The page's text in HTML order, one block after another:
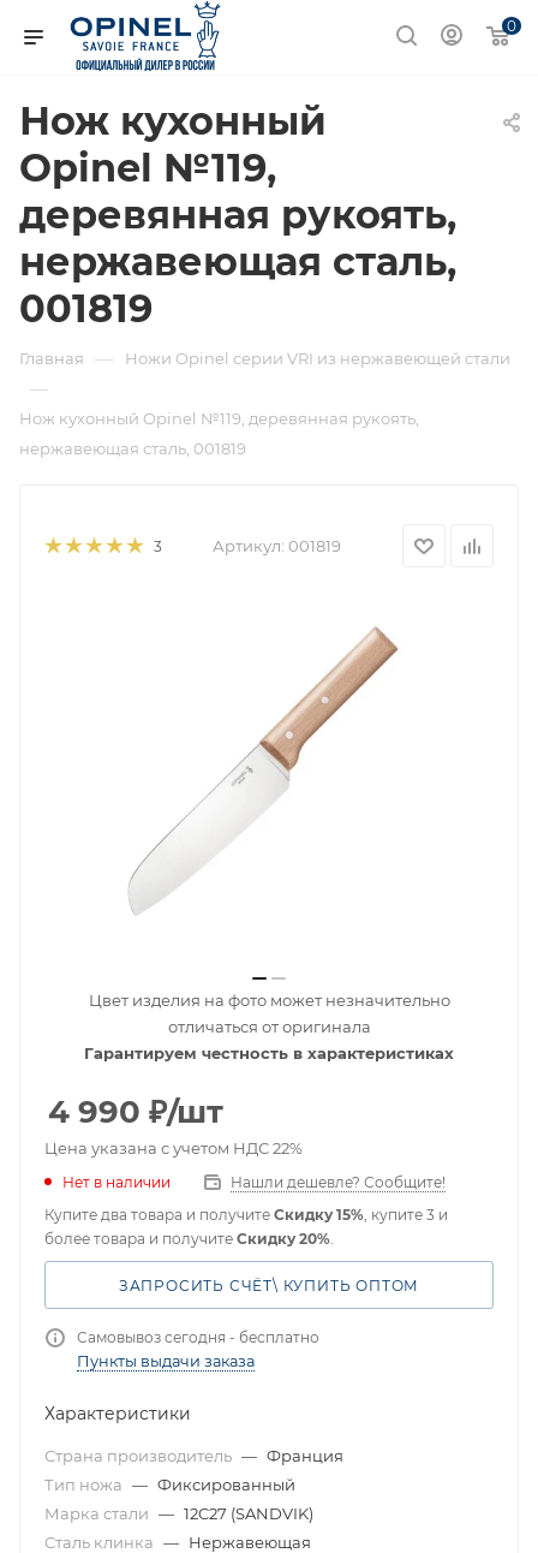
0
Нож кухонный
Opinel №119,
деревянная рукоять,
нержавеющая сталь,
001819
Главная — Ножи Opinel серии VRI из нержавеющей стали
—
Нож кухонный Opinel №119, деревянная рукоять,
нержавеющая сталь, 001819
3 Артикул: 001819
Цвет изделия на фото может незначительно
отличаться от оригинала
Гарантируем честность в характеристиках
4 990 ₽/шт
Цена указана с учетом НДС 22%
Нет в наличии
Нашли дешевле? Сообщите!
Купите два товара и получите Скидку 15%, купите 3 и
более товара и получите Скидку 20%.
ЗАПРОСИТЬ СЧЁТ\ КУПИТЬ ОПТОМ
Самовывоз сегодня - бесплатно
Пункты выдачи заказа
Характеристики
Страна производитель — Франция
Тип ножа — Фиксированный
Марка стали — 12C27 (SANDVIK)
Сталь клинка — Нержавеющая